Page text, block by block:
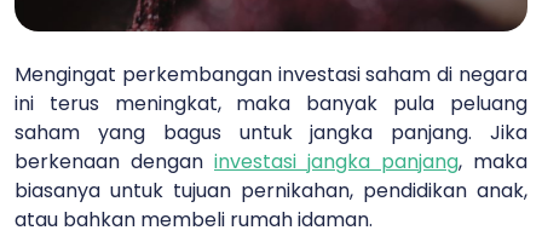
Mengingat perkembangan investasi saham di negara
ini terus meningkat, maka banyak pula peluang
saham yang bagus untuk jangka panjang. Jika
berkenaan dengan investasi jangka panjang, maka
biasanya untuk tujuan pernikahan, pendidikan anak,
atau bahkan membeli rumah idaman.